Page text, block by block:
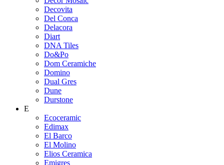
Decovita
Del Conca
Delacora
Diart
DNA Tiles
Do&Po
Dom Ceramiche
Domino
Dual Gres
Dune
Durstone
E
Ecoceramic
Edimax
El Barco
El Molino
Elios Ceramica
Emigres